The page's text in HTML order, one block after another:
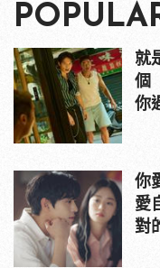
就
個
你
你
愛
對